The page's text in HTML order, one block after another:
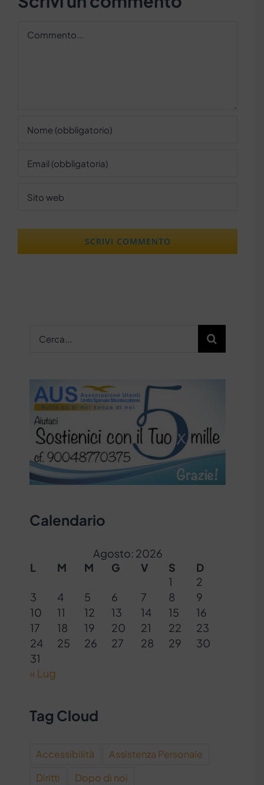
per:
Calendario
Agosto: 2026
L
M M G V S
D
1
2
3
4 5 6 7 8
9
10
11 12 13 14 15
16
17
18 19 20 21 22
23
24
25 26 27 28 29
30
31
« Lug
Tag Cloud
Accessibilità
Assistenza Personale
Diritti
Dopo di noi